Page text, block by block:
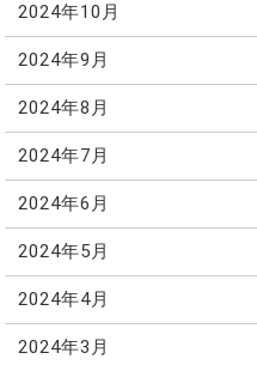
2024年10月
2024年9月
2024年8月
2024年7月
2024年6月
2024年5月
2024年4月
2024年3月